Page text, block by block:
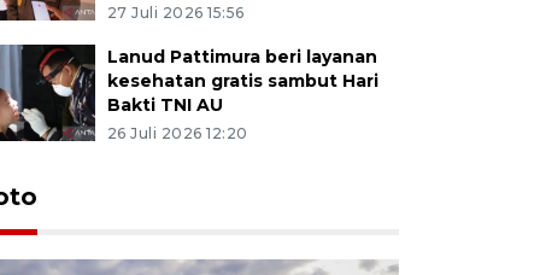
27 Juli 2026 15:56
Lanud Pattimura beri layanan
kesehatan gratis sambut Hari
Bakti TNI AU
26 Juli 2026 12:20